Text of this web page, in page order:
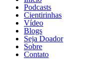
Podcasts
Cientirinhas
Vídeo
Blogs
Seja Doador
Sobre
Contato